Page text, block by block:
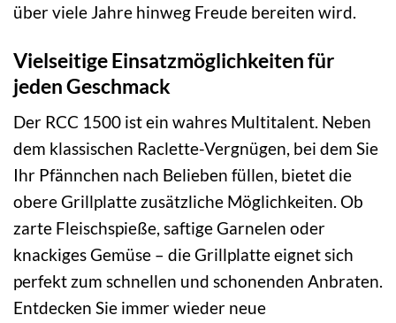
über viele Jahre hinweg Freude bereiten wird.
Vielseitige Einsatzmöglichkeiten für
jeden Geschmack
Der RCC 1500 ist ein wahres Multitalent. Neben
dem klassischen Raclette-Vergnügen, bei dem Sie
Ihr Pfännchen nach Belieben füllen, bietet die
obere Grillplatte zusätzliche Möglichkeiten. Ob
zarte Fleischspieße, saftige Garnelen oder
knackiges Gemüse – die Grillplatte eignet sich
perfekt zum schnellen und schonenden Anbraten.
Entdecken Sie immer wieder neue